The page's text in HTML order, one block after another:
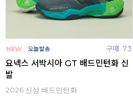
구매 73
요넥스 서박시아 GT 배드민턴화 신
발
2026 신상 배드민턴화